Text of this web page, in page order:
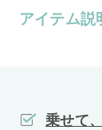
アイテム説
乗せて